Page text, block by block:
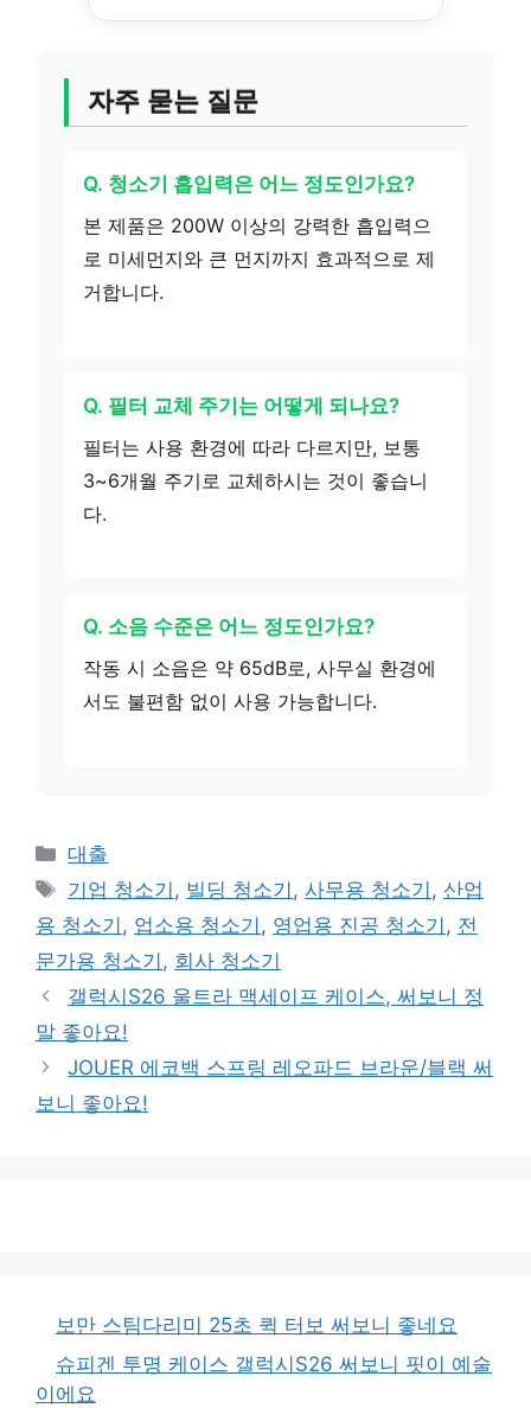
자주 묻는 질문
Q. 청소기 흡입력은 어느 정도인가요?
본 제품은 200W 이상의 강력한 흡입력으
로 미세먼지와 큰 먼지까지 효과적으로 제
거합니다.
Q. 필터 교체 주기는 어떻게 되나요?
필터는 사용 환경에 따라 다르지만, 보통
3~6개월 주기로 교체하시는 것이 좋습니
다.
Q. 소음 수준은 어느 정도인가요?
작동 시 소음은 약 65dB로, 사무실 환경에
서도 불편함 없이 사용 가능합니다.
카
테
고
리
대출
태
그
기업 청소기 , 빌딩 청소기 ,사무용 청소기 ,산업
용 청소기 , 업소용 청소기 , 영업용 진공 청소기 , 전
문가용 청소기 , 회사 청소기
갤럭시S26 울트라 맥세이프 케이스, 써보니 정
말 좋아요!
JOUER 에코백 스프링 레오파드 브라운/블랙 써
보니 좋아요!
보만 스팀다리미 25초 퀵 터보 써보니 좋네요
슈피겐 투명 케이스 갤럭시S26 써보니 핏이 예술
이에요